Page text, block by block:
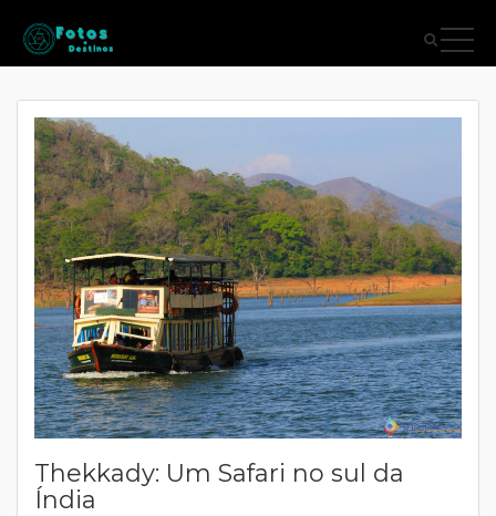
Thekkady: Um Safari no sul da
Índia